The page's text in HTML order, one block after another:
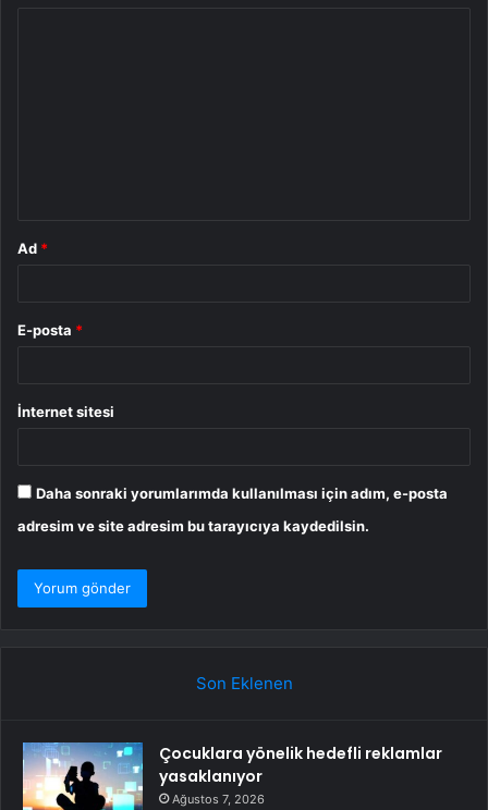
Ad *
E-posta *
İnternet sitesi
Daha sonraki yorumlarımda kullanılması için adım, e-posta
adresim ve site adresim bu tarayıcıya kaydedilsin.
Son Eklenen
Çocuklara yönelik hedefli reklamlar
yasaklanıyor
Ağustos 7, 2026